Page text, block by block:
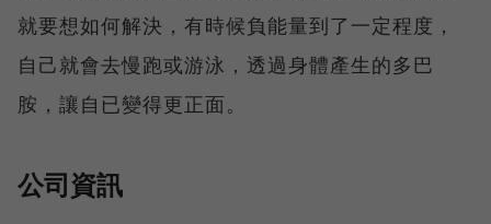
就要想如何解決，有時候負能量到了一定程度，
自己就會去慢跑或游泳，透過身體產生的多巴
胺，讓自已變得更正面。
公司資訊